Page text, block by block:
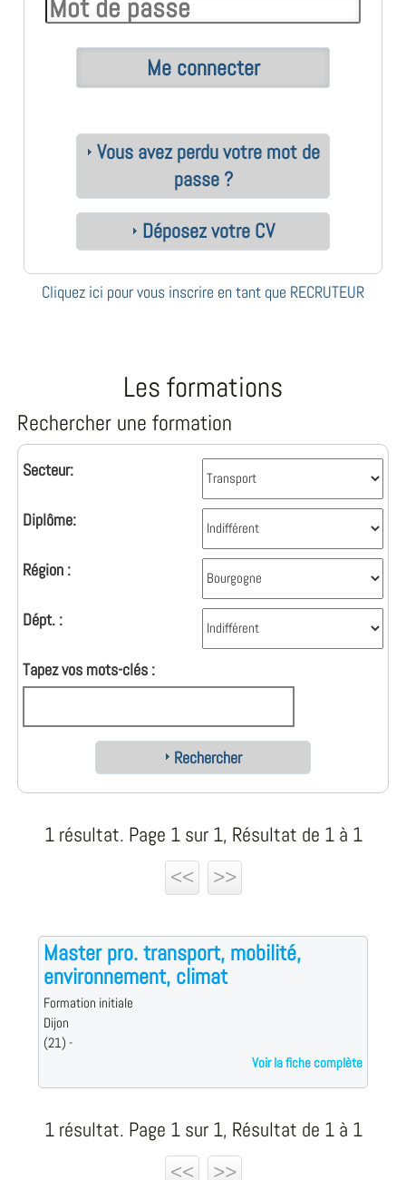
Vous avez perdu votre mot de
passe ?
Déposez votre CV
Cliquez ici pour vous inscrire en tant que RECRUTEUR
Les formations
Rechercher une formation
Secteur:
Diplôme:
Région :
Dépt. :
Tapez vos mots-clés :
Rechercher
1 résultat. Page 1 sur 1, Résultat de 1 à 1
<<
>>
Master pro. transport, mobilité,
environnement, climat
Formation initiale
Dijon
(21) -
Voir la fiche complète
1 résultat. Page 1 sur 1, Résultat de 1 à 1
<<
>>